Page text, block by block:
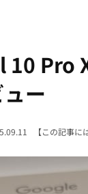
Pro
ー
【この記事に